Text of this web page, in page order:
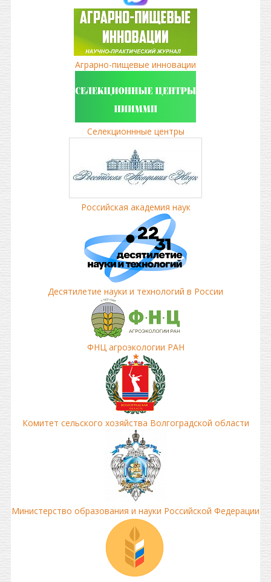
Аграрно-пищевые инновации
Селекционнные центры
Российская академия наук
Десятилетие науки и технологий в России
ФНЦ агроэкологии РАН
Комитет сельского хозяйства Волгоградской области
Министерство образования и науки Российской Федерации